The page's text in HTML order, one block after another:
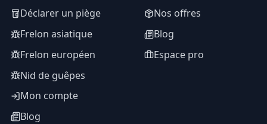
Déclarer un piège
Frelon asiatique
Frelon européen
Nid de guêpes
Mon compte
Blog
Nos offres
Blog
Espace pro